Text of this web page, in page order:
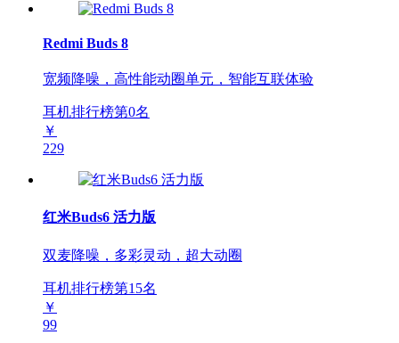
Redmi Buds 8
宽频降噪，高性能动圈单元，智能互联体验
耳机排行榜第0名
￥
229
红米Buds6 活力版
双麦降噪，多彩灵动，超大动圈
耳机排行榜第15名
￥
99